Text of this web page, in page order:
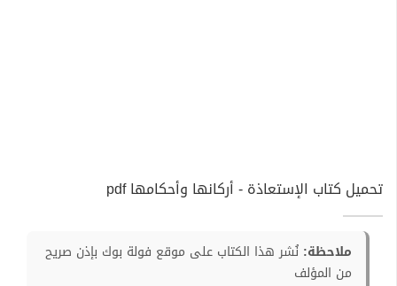
تحميل كتاب الإستعاذة - أركانها وأحكامها pdf
ملاحظة: نُشر هذا الكتاب على موقع فولة بوك بإذن صريح
من المؤلف